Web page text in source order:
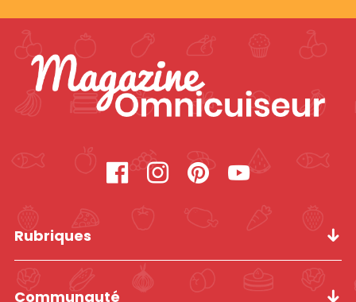
Rubriques
Communauté